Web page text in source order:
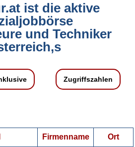
ist die aktive
und Techniker
Zugriffszahlen
Firmenname Ort